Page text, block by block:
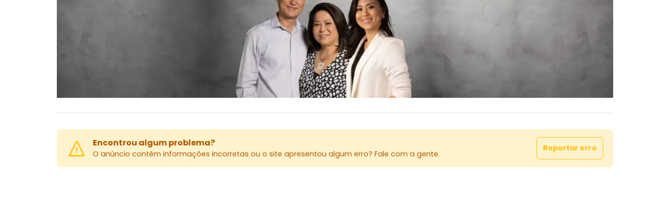
Encontrou algum problema?
O anúncio contém informações incorretas ou o site apresentou algum erro? Fale com a gente.
Reportar erro